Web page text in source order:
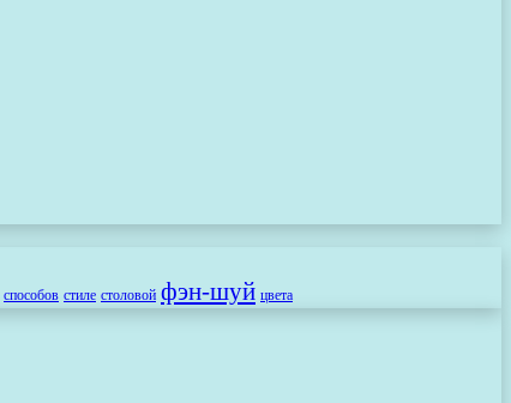
способов стиле столовой фэн-шуй цвета